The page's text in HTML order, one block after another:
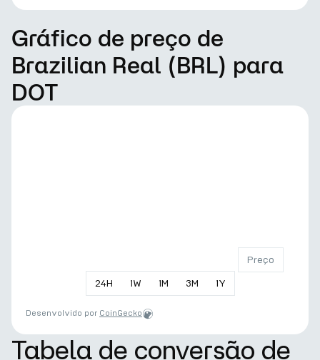
Gráfico de preço de
Brazilian Real (BRL) para
DOT
24H 1W 1M 3M 1Y
Preço
Desenvolvido por CoinGecko
Tabela de conversão de